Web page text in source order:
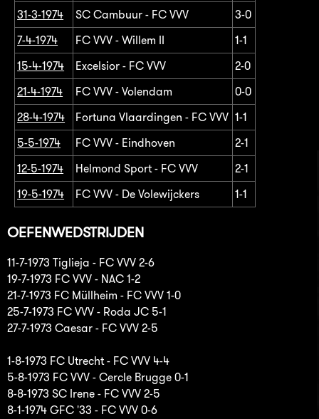
31-3-1974
SC Cambuur - FC VVV
3-0
7-4-1974
FC VVV - Willem II
1-1
15-4-1974
Excelsior - FC VVV
2-0
21-4-1974
FC VVV - Volendam
0-0
28-4-1974
Fortuna Vlaardingen - FC VVV 1-1
5-5-1974
FC VVV - Eindhoven
2-1
12-5-1974
Helmond Sport - FC VVV
2-1
19-5-1974
FC VVV - De Volewijckers 1-1
OEFENWEDSTRIJDEN
11-7-1973 Tiglieja - FC VVV 2-6
19-7-1973 FC VVV - NAC 1-2
21-7-1973 FC Müllheim - FC VVV 1-0
25-7-1973 FC VVV - Roda JC 5-1
27-7-1973 Caesar - FC VVV 2-5
1-8-1973 FC Utrecht - FC VVV 4-4
5-8-1973 FC VVV - Cercle Brugge 0-1
8-8-1973 SC Irene - FC VVV 2-5
8-1-1974 GFC '33 - FC VVV 0-6